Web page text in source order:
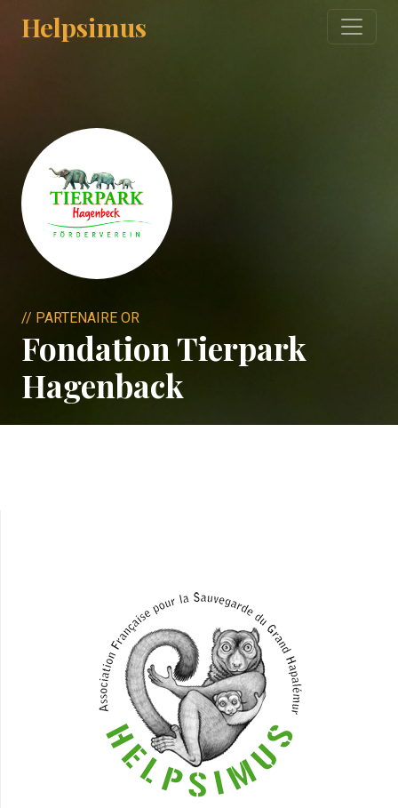
Helpsimus
// PARTENAIRE OR
Fondation Tierpark
Hagenback